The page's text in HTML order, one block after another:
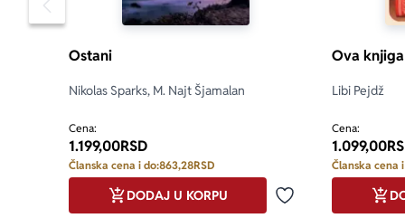
Pomeranje sadržaja slajdera u levo
Ostani
Nikolas Sparks, M. Najt Šjamalan
Cena:
1.199,00RSD
Članska cena i do:863,28RSD
Dodaj u omiljene
DODAJ U KORPU
Ova
Libi Pejdž
Cena:
1.099,00
Članska cena